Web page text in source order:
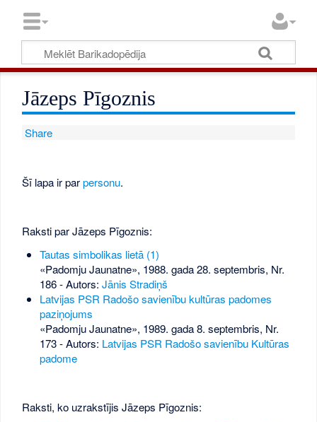
Jāzeps Pīgoznis
Share
Šī lapa ir parpersonu.
Raksti par Jāzeps Pīgoznis:
Tautas simbolikas lietā (1)
«Padomju Jaunatne», 1988. gada 28. septembris, Nr.
186- Autors: Jānis Stradiņš
Latvijas PSR Radošo savienību kultūras padomes
paziņojums
«Padomju Jaunatne», 1989. gada 8. septembris, Nr.
173- Autors: Latvijas PSR Radošo savienību Kultūras
padome
Raksti, ko uzrakstījis Jāzeps Pīgoznis: